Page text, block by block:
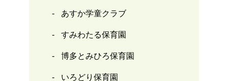
あすか学童クラブ
すみわたる保育園
博多とみひろ保育園
いろどり保育園